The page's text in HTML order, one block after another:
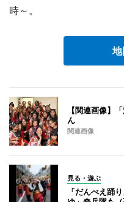
時～。
【関連画像】
ん
関連画像
見る・遊ぶ
「だんべえ踊